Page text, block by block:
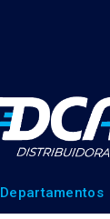
Departamentos